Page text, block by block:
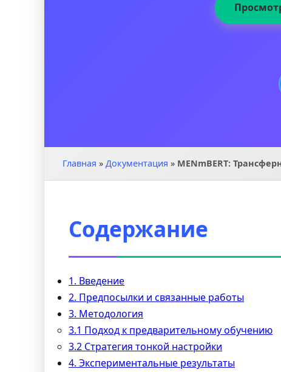
Главная » Документация » MENmBERT:
Содержание
1. Введение
2. Предпосылки и связанные работы
3. Методология
3.1 Подход к предварительному обучению
3.2 Стратегия тонкой настройки
4. Экспериментальные результаты